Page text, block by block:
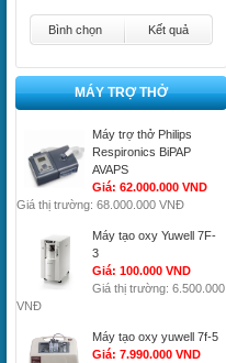
Bình chọn Kết quả
MÁY TRỢ THỞ
Máy trợ thở Philips
Respironics BiPAP
AVAPS
Giá: 62.000.000 VND
Giá thị trường: 68.000.000 VNĐ
Máy tạo oxy Yuwell 7F-
3
Giá: 100.000 VND
Giá thị trường: 6.500.000
VNĐ
Máy tạo oxy yuwell 7f-5
Giá: 7.990.000 VND